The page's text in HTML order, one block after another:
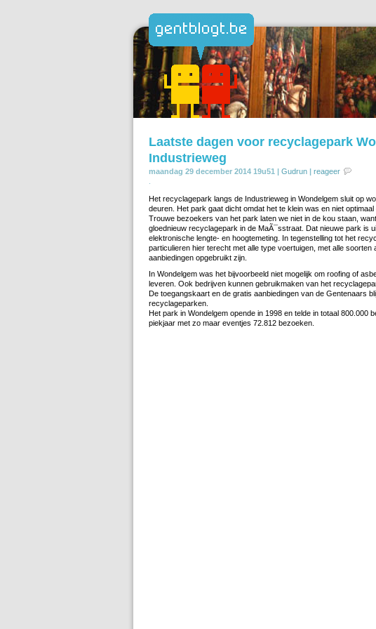
Laatste dagen voor recyclagepark
Industrieweg
maandag 29 december 2014 19u51 | Gudrun | reageer
Het recyclagepark langs de Industrieweg in Wondelgem sluit op
deuren. Het park gaat dicht omdat het te klein was en niet optimaal
Trouwe bezoekers van het park laten we niet in de kou staan,
gloednieuw recyclagepark in de MaÃ¯sstraat. Dat nieuwe park is
elektronische lengte- en hoogtemeting. In tegenstelling tot het
particulieren hier terecht met alle type voertuigen, met alle soorten
aanbiedingen opgebruikt zijn.
In Wondelgem was het bijvoorbeeld niet mogelijk om roofing of
leveren. Ook bedrijven kunnen gebruikmaken van het
De toegangskaart en de gratis aanbiedingen van de Gentenaars
recyclageparken.
Het park in Wondelgem opende in 1998 en telde in totaal 800.000
piekjaar met zo maar eventjes 72.812 bezoeken.